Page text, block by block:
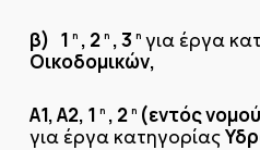
β) 1 η, 2 η, 3 ηγια έργα
Οικοδομικών,
Α1, Α2, 1 η, 2 η(εντός
για έργα κατηγορίας